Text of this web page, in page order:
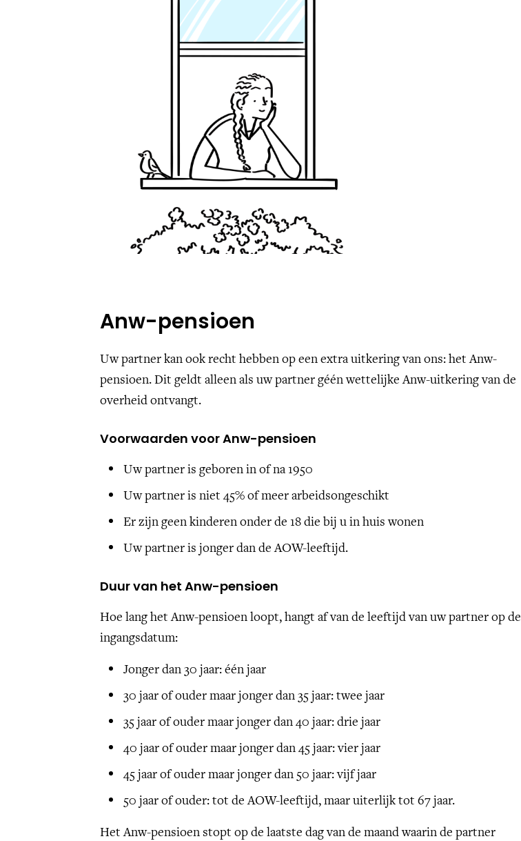
Anw-pensioen
Uw partner kan ook recht hebben op een extra uitkering van ons: het Anw-
pensioen. Dit geldt alleen als uw partner géén wettelijke Anw-uitkering van de
overheid ontvangt.
Voorwaarden voor Anw-pensioen
Uw partner is geboren in of na 1950
Uw partner is niet 45% of meer arbeidsongeschikt
Er zijn geen kinderen onder de 18 die bij u in huis wonen
Uw partner is jonger dan de AOW-leeftijd.
Duur van het Anw-pensioen
Hoe lang het Anw-pensioen loopt, hangt af van de leeftijd van uw partner op de
ingangsdatum:
Jonger dan 30 jaar: één jaar
30 jaar of ouder maar jonger dan 35 jaar: twee jaar
35 jaar of ouder maar jonger dan 40 jaar: drie jaar
40 jaar of ouder maar jonger dan 45 jaar: vier jaar
45 jaar of ouder maar jonger dan 50 jaar: vijf jaar
50 jaar of ouder: tot de AOW-leeftijd, maar uiterlijk tot 67 jaar.
Het Anw-pensioen stopt op de laatste dag van de maand waarin de partner